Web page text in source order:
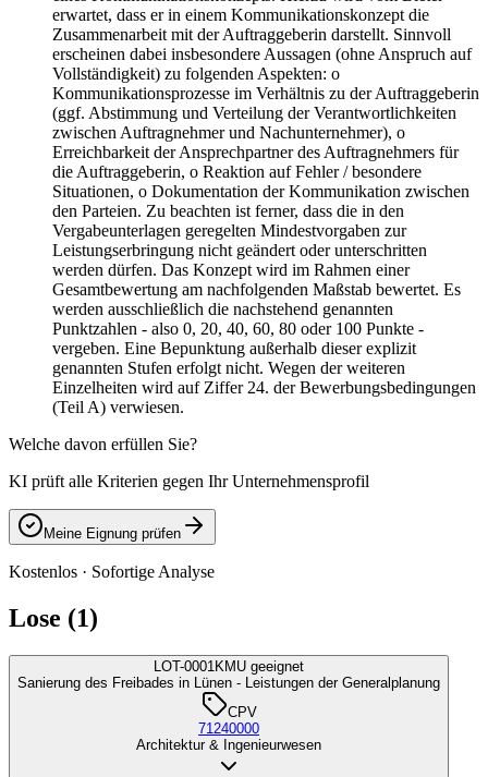
erwartet, dass er in einem Kommunikationskonzept die
Zusammenarbeit mit der Auftraggeberin darstellt. Sinnvoll
erscheinen dabei insbesondere Aussagen (ohne Anspruch auf
Vollständigkeit) zu folgenden Aspekten: o
Kommunikationsprozesse im Verhältnis zu der Auftraggeberin
(ggf. Abstimmung und Verteilung der Verantwortlichkeiten
zwischen Auftragnehmer und Nachunternehmer), o
Erreichbarkeit der Ansprechpartner des Auftragnehmers für
die Auftraggeberin, o Reaktion auf Fehler / besondere
Situationen, o Dokumentation der Kommunikation zwischen
den Parteien. Zu beachten ist ferner, dass die in den
Vergabeunterlagen geregelten Mindestvorgaben zur
Leistungserbringung nicht geändert oder unterschritten
werden dürfen. Das Konzept wird im Rahmen einer
Gesamtbewertung am nachfolgenden Maßstab bewertet. Es
werden ausschließlich die nachstehend genannten
Punktzahlen - also 0, 20, 40, 60, 80 oder 100 Punkte -
vergeben. Eine Bepunktung außerhalb dieser explizit
genannten Stufen erfolgt nicht. Wegen der weiteren
Einzelheiten wird auf Ziffer 24. der Bewerbungsbedingungen
(Teil A) verwiesen.
Welche davon erfüllen Sie?
KI prüft alle Kriterien gegen Ihr Unternehmensprofil
Meine Eignung prüfen
Kostenlos · Sofortige Analyse
Lose (1)
LOT-0001KMU geeignet
Sanierung des Freibades in Lünen - Leistungen der Generalplanung
CPV
71240000
Architektur & Ingenieurwesen